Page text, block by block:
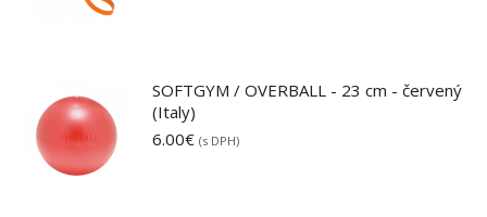
SOFTGYM / OVERBALL - 23 cm - červený
(Italy)
6.00€ (s DPH)